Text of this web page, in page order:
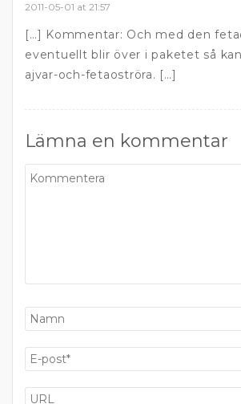
2011-05-01 at 21:57
[…] Kommentar: Och med den
eventuellt blir över i paketet så
ajvar-och-fetaoströra. […]
Lämna en kommentar